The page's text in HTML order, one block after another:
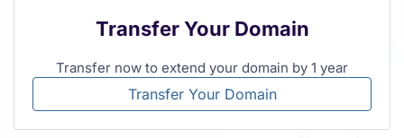
Transfer Your Domain
Transfer now to extend your domain by 1 year
Transfer Your Domain